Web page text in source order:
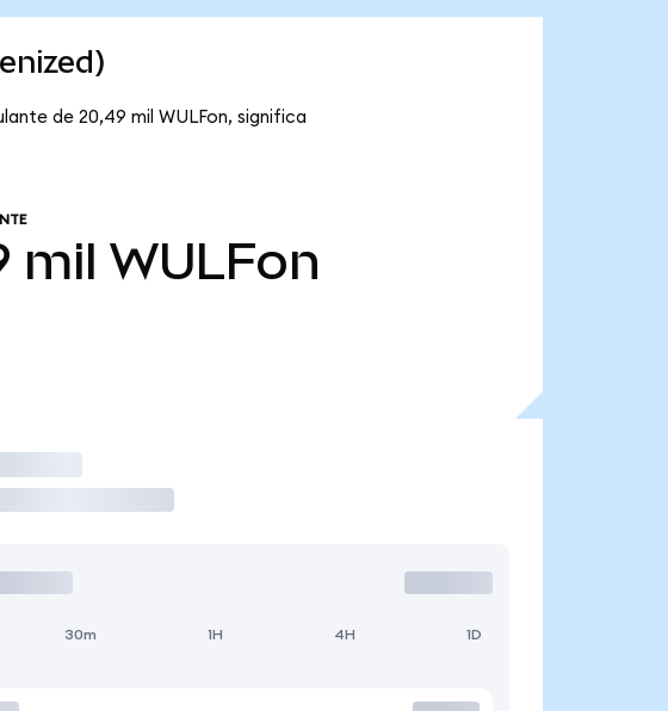
de 20,49 mil WULFon, significa
mil WULFon
30m 1H 4H 1D